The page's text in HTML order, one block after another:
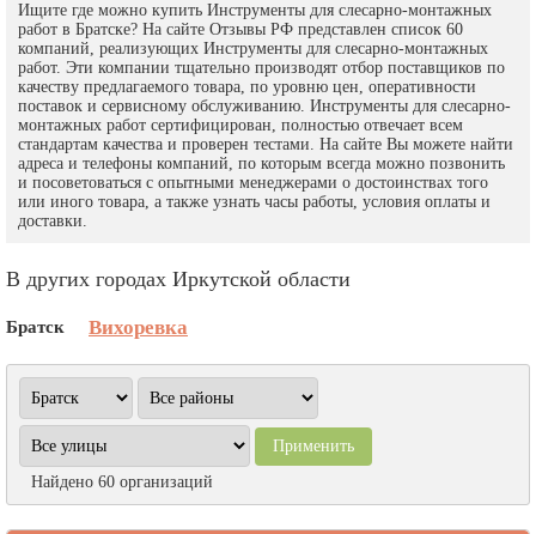
Ищите где можно купить Инструменты для слесарно-монтажных
работ в Братске? На сайте Отзывы РФ представлен список 60
компаний, реализующих Инструменты для слесарно-монтажных
работ. Эти компании тщательно производят отбор поставщиков по
качеству предлагаемого товара, по уровню цен, оперативности
поставок и сервисному обслуживанию. Инструменты для слесарно-
монтажных работ сертифицирован, полностью отвечает всем
стандартам качества и проверен тестами. На сайте Вы можете найти
адреса и телефоны компаний, по которым всегда можно позвонить
и посоветоваться с опытными менеджерами о достоинствах того
или иного товара, а также узнать часы работы, условия оплаты и
доставки.
В других городах Иркутской области
Братск Вихоревка
Найдено 60 организаций